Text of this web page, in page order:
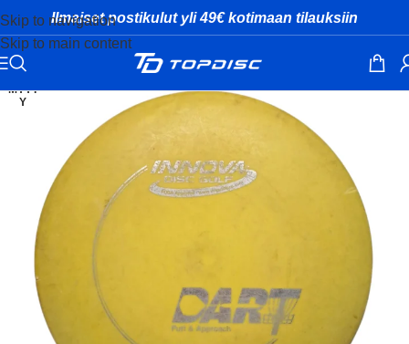
Skip to navigation
Skip to main content
Ilmaiset postikulut yli 49€ kotimaan tilauksiin
MYYT
Y